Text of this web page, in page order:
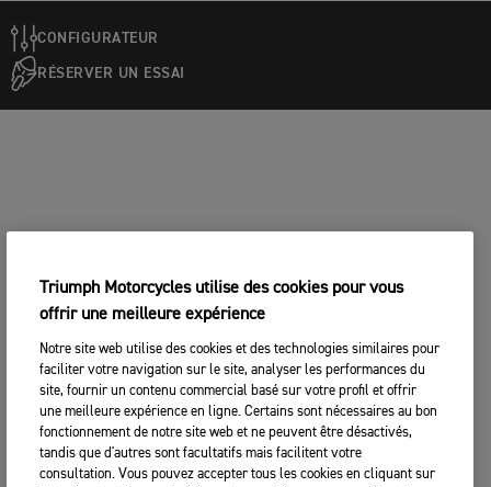
CONFIGURATEUR
RÉSERVER UN ESSAI
Triumph Motorcycles utilise des cookies pour vous
offrir une meilleure expérience
Notre site web utilise des cookies et des technologies similaires pour
faciliter votre navigation sur le site, analyser les performances du
site, fournir un contenu commercial basé sur votre profil et offrir
une meilleure expérience en ligne. Certains sont nécessaires au bon
fonctionnement de notre site web et ne peuvent être désactivés,
tandis que d'autres sont facultatifs mais facilitent votre
consultation. Vous pouvez accepter tous les cookies en cliquant sur